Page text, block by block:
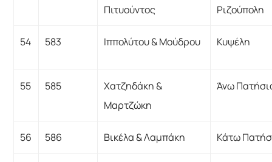
Πιτυούντος
Ριζούπολη
54 583 Ιππολύτου & Μούδρου Κυψέλη
55 585
Χατζηδάκη &
Μαρτζώκη
Άνω
56 586 Βικέλα & Λαμπάκη Κάτω